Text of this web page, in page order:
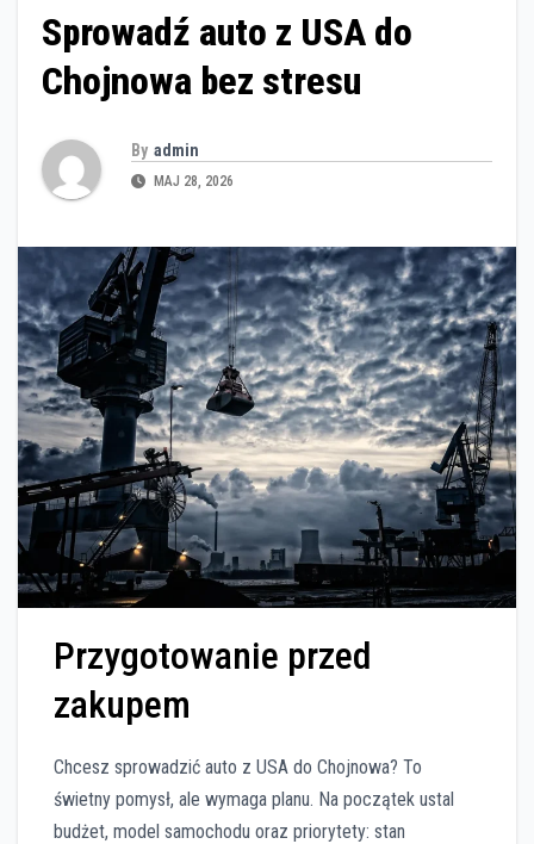
Sprowadź auto z USA do
Chojnowa bez stresu
By admin
MAJ 28, 2026
Przygotowanie przed
zakupem
Chcesz sprowadzić auto z USA do Chojnowa? To
świetny pomysł, ale wymaga planu. Na początek ustal
budżet, model samochodu oraz priorytety: stan